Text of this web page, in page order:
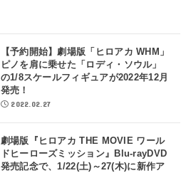
【予約開始】劇場版「ヒロアカ WHM」
ピノを肩に乗せた「ロディ・ソウル」
の1/8スケールフィギュアが2022年12月
発売！
2022.02.27
劇場版『ヒロアカ THE MOVIE ワール
ドヒーローズミッション』Blu-rayDVD
発売記念で、1/22(土)～27(木)に新作ア